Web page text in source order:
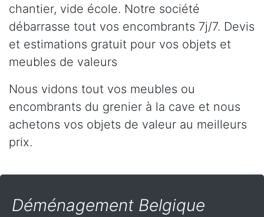
chantier, vide école. Notre société
débarrasse tout vos encombrants 7j/7. Devis
et estimations gratuit pour vos objets et
meubles de valeurs
Nous vidons tout vos meubles ou
encombrants du grenier à la cave et nous
achetons vos objets de valeur au meilleurs
prix.
Déménagement Belgique